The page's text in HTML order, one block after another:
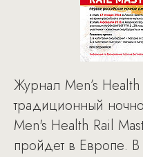
Журнал Men’s Health
традиционный
Men's Health Rail
пройдет в Европе.